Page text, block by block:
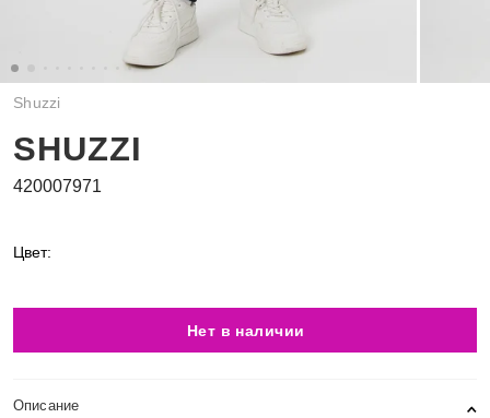
Shuzzi
SHUZZI
420007971
Цвет:
Нет в наличии
Описание